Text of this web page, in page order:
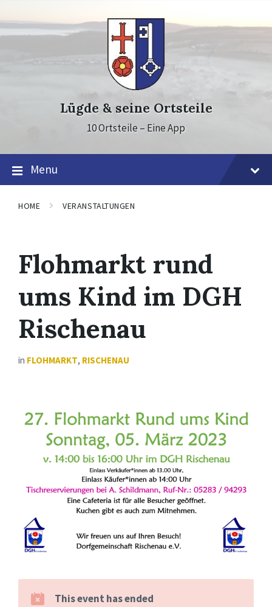
content
main
navigation
footer
Lügde & seine Ortsteile
10 Ortsteile – Eine App
Menu
HOME VERANSTALTUNGEN
Flohmarkt rund
ums Kind im DGH
Rischenau
in FLOHMARKT, RISCHENAU
This event has ended